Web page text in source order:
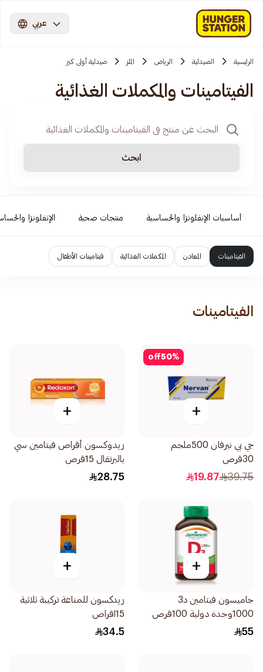
عربي
الرئيسية الصيدلية الرياض الملز صيدلية أولى كير
الفيتامينات والمكملات الغذائية
ابحث
أساسيات الإنفلونزا والحساسية منتجات صحية الإنفلونزا
الفيتامينات المعادن المكملات الغذائية فيتامينات الأطفال
الفيتامينات
50%
off
+
جي بي نيرفان 500ملجم
30قرص
39.75
19.87
+
ريدوكسون أقراص فيتامين سي
بالبرتقال 15قرص
28.75
+
جاميسون فيتامين د3
1000وحدة دولية 100قرص
55
+
ريدكسون للمناعة تركيبة ثلاثية
15اقراص
34.5